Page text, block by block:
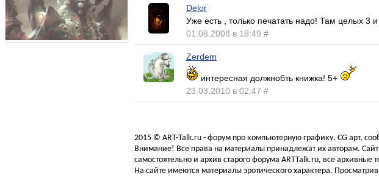
Delor
Уже есть , только печатать надо! Там целых 3
01.08.2008 в 18:49 #
Zerdem
интересная должнобть книжка! 5+
23.03.2010 в 02:47 #
2015 © ART-Talk.ru - форум про компьютерную графику, CG арт,
Внимание! Все права на материалы принадлежат их авторам.
самостоятельно и архив старого форума ARTTalk.ru, все
На сайте имеются материалы эротического характера.